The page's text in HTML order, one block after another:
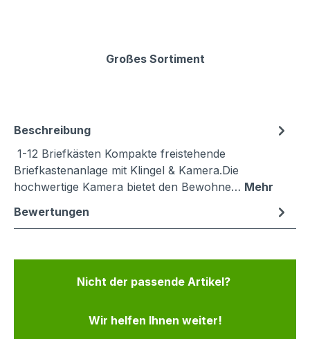
Großes Sortiment
Beschreibung
1-12 Briefkästen Kompakte freistehende
Briefkastenanlage mit Klingel & Kamera.Die
hochwertige Kamera bietet den Bewohne… Mehr
Bewertungen
Nicht der passende Artikel?
Wir helfen Ihnen weiter!